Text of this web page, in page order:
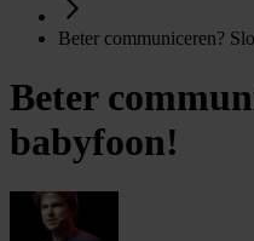
Beter communiceren?
Beter
babyfoon!